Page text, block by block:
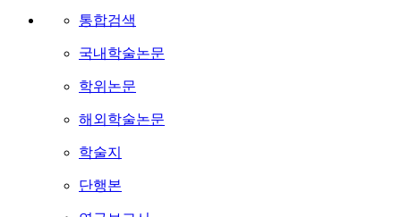
통합검색
국내학술논문
학위논문
해외학술논문
학술지
단행본